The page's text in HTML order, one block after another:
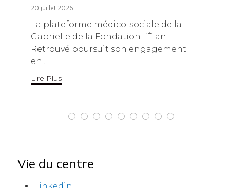
20 juillet 2026
La plateforme médico-sociale de la
Gabrielle de la Fondation l’Élan
Retrouvé poursuit son engagement
en...
Lire Plus
Vie du centre